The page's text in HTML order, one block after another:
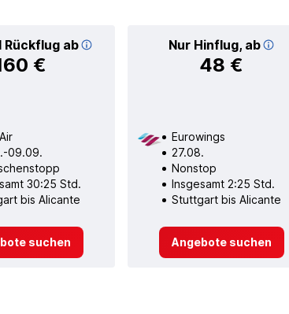
Rückflug ab
€
Nur Hinflug, ab
48 €
09.09.
30:25 Std.
bis Alicante
suchen
Eurowings
27.08.
Nonstop
Insgesamt 2:25 Std.
Stuttgart bis Alicante
Angebote suchen